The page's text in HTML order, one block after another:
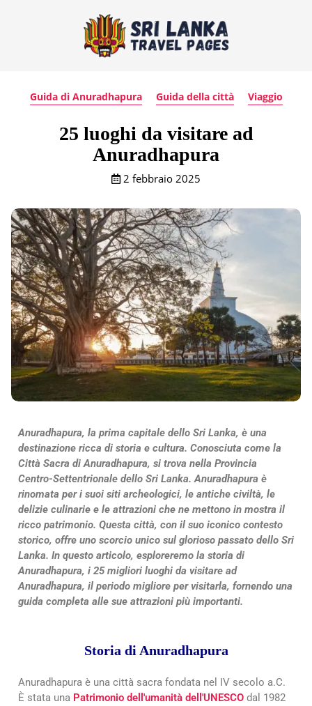
Guida di Anuradhapura Guida della città Viaggio
25 luoghi da visitare ad
Anuradhapura
2 febbraio 2025
Anuradhapura, la prima capitale dello Sri Lanka, è una
destinazione ricca di storia e cultura. Conosciuta come la
Città Sacra di Anuradhapura, si trova nella Provincia
Centro-Settentrionale dello Sri Lanka. Anuradhapura è
rinomata per i suoi siti archeologici, le antiche civiltà, le
delizie culinarie e le attrazioni che ne mettono in mostra il
ricco patrimonio. Questa città, con il suo iconico contesto
storico, offre uno scorcio unico sul glorioso passato dello Sri
Lanka. In questo articolo, esploreremo la storia di
Anuradhapura, i 25 migliori luoghi da visitare ad
Anuradhapura, il periodo migliore per visitarla, fornendo una
guida completa alle sue attrazioni più importanti.
Storia di Anuradhapura
Anuradhapura è una città sacra fondata nel IV secolo a.C.
È stata una Patrimonio dell'umanità dell'UNESCO dal 1982